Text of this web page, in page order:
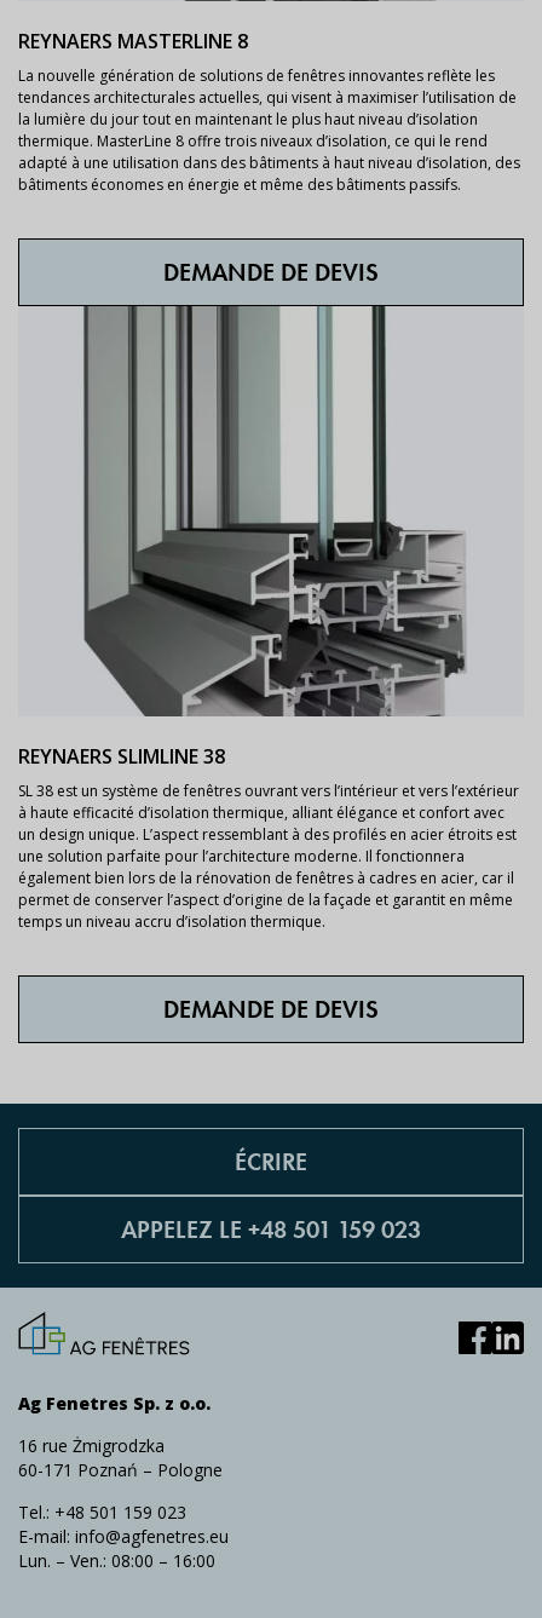
REYNAERS MASTERLINE 8
La nouvelle génération de solutions de fenêtres innovantes reflète les
tendances architecturales actuelles, qui visent à maximiser l’utilisation de
la lumière du jour tout en maintenant le plus haut niveau d’isolation
thermique. MasterLine 8 offre trois niveaux d’isolation, ce qui le rend
adapté à une utilisation dans des bâtiments à haut niveau d’isolation, des
bâtiments économes en énergie et même des bâtiments passifs.
DEMANDE DE DEVIS
REYNAERS SLIMLINE 38
SL 38 est un système de fenêtres ouvrant vers l’intérieur et vers l’extérieur
à haute efficacité d’isolation thermique, alliant élégance et confort avec
un design unique. L’aspect ressemblant à des profilés en acier étroits est
une solution parfaite pour l’architecture moderne. Il fonctionnera
également bien lors de la rénovation de fenêtres à cadres en acier, car il
permet de conserver l’aspect d’origine de la façade et garantit en même
temps un niveau accru d’isolation thermique.
DEMANDE DE DEVIS
ÉCRIRE
APPELEZ LE +48 501 159 023
Ag Fenetres Sp. z o.o.
16 rue Żmigrodzka
60-171 Poznań – Pologne
Tel.: +48 501 159 023
E-mail: info@agfenetres.eu
Lun. – Ven.: 08:00 – 16:00